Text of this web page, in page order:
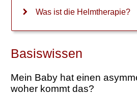
Was ist die Helmtherapie?
Basiswissen
Mein Baby hat einen
woher kommt das?
Austrocknung
Schädelasymmetrie
Verschluss der
Schädelnähte